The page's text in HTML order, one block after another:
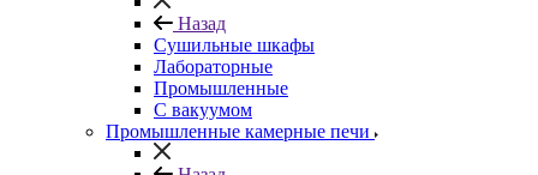
Назад
Сушильные шкафы
Лабораторные
Промышленные
С вакуумом
Промышленные камерные печи